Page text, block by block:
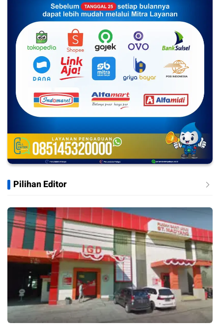
Pilihan Editor